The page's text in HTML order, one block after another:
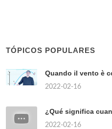
TÓPICOS POPULARES
Quando il vento è
2022-02-16
¿Qué significa
2022-02-16